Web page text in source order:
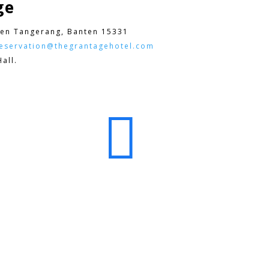
Tangerang, Banten 15331
